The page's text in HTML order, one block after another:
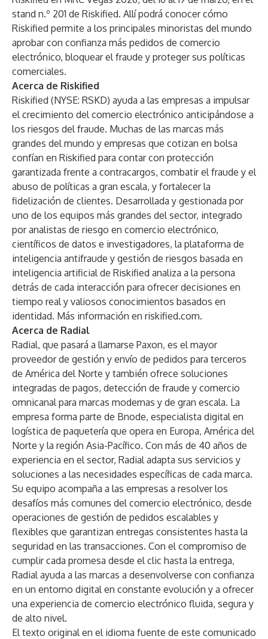
stand n.º 201 de Riskified. Allí podrá conocercómo
Riskified permite a los principales minoristas del mundo
aprobar con confianza más pedidos de comercio
electrónico, bloquear el fraude y proteger sus políticas
comerciales.
Acerca de Riskified
Riskified (NYSE: RSKD) ayuda a las empresas a impulsar
el crecimiento del comercio electrónico anticipándose a
los riesgos del fraude. Muchas de las marcas más
grandes del mundo y empresas que cotizan en bolsa
confían en Riskified para contar con protección
garantizada frente a contracargos, combatir el fraude y el
abuso de políticas a gran escala, y fortalecer la
fidelización de clientes. Desarrollada y gestionada por
uno de los equipos más grandes del sector, integrado
por analistas de riesgo en comercio electrónico,
científicos de datos e investigadores, la plataforma de
inteligencia antifraude y gestión de riesgos basada en
inteligencia artificial de Riskified analiza a la persona
detrás de cada interacción para ofrecer decisiones en
tiempo real y valiosos conocimientos basados en
identidad. Más información en riskified.com.
Acerca de Radial
Radial, que pasará a llamarse Paxon, es el mayor
proveedor de gestión y envío de pedidos para terceros
de América del Norte y también ofrece soluciones
integradas de pagos, detección de fraude y comercio
omnicanal para marcas modernas y de gran escala. La
empresa forma parte de Bnode, especialista digital en
logística de paquetería que opera en Europa, América del
Norte y la región Asia-Pacífico. Con más de 40 años de
experiencia en el sector, Radial adapta sus servicios y
soluciones a las necesidades específicas de cada marca.
Su equipo acompaña a las empresas a resolver los
desafíos más comunes del comercio electrónico, desde
operaciones de gestión de pedidos escalables y
flexibles que garantizan entregas consistentes hasta la
seguridad en las transacciones. Con el compromiso de
cumplir cada promesa desde el clic hasta la entrega,
Radial ayuda a las marcas a desenvolverse con confianza
en un entorno digital en constante evolución y a ofrecer
una experiencia de comercio electrónico fluida, segura y
de alto nivel.
El texto original en el idioma fuente de este comunicado